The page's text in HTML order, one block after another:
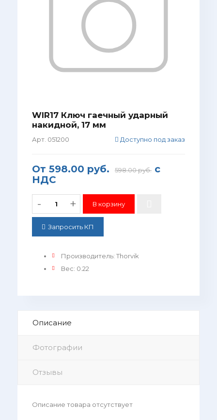
WIR17 Ключ гаечный ударный
накидной, 17 мм
Арт. 051200 Доступно под заказ
От 598.00 руб. 598.00 руб.с
НДС
- +
Запросить КП
Производитель: Thorvik
Вес: 0.22
Описание
Фотографии
Отзывы
Описание товара отсутствует